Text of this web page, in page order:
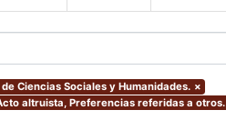
Ciencias Sociales y Humanidades. ×
altruista, Preferencias referidas a otros.